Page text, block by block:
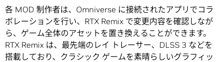
各 MOD 制作者は、Omniverse に接続されたアプリでコラ
ボレーションを行い、RTX Remix で変更内容を確認しなが
ら、ゲーム全体のアセットを置き換えることができます。
RTX Remix は、最先端のレイ トレーサー、DLSS 3 などを
搭載しており、クラシック ゲームを素晴らしいグラフィッ